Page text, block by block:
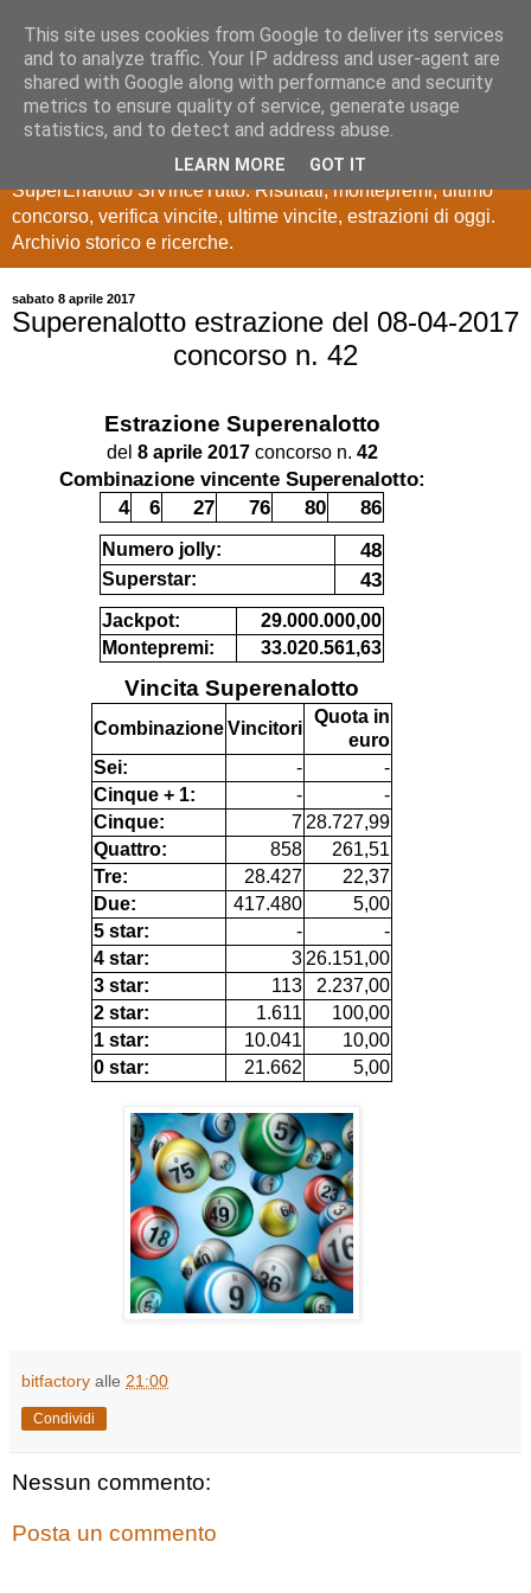
Estrazioni Lotto
SuperEnalotto
Ultime estrazioni di Lotto, SuperEnalotto, 10 e lotto,
SuperEnalotto SiVinceTutto. Risultati, montepremi, ultimo
concorso, verifica vincite, ultime vincite, estrazioni di oggi.
Archivio storico e ricerche.
sabato 8 aprile 2017
Superenalotto estrazione del 08-04-2017
concorso n. 42
Estrazione Superenalotto
del 8 aprile 2017concorso n. 42
Combinazione vincente Superenalotto:
4
6 27 76 80 86
Numero jolly: 48
Superstar: 43
Jackpot:
29.000.000,00
Montepremi:
33.020.561,63
Vincita Superenalotto
CombinazioneVincitori
Quota in
euro
Sei:
-
-
Cinque + 1:
-
-
Cinque:
7 28.727,99
Quattro:
858
261,51
Tre:
28.427
22,37
Due:
417.480
5,00
5 star:
-
-
4 star:
3 26.151,00
3 star:
113
2.237,00
2 star:
1.611
100,00
1 star:
10.041
10,00
0 star:
21.662 5,00
bitfactory alle 21:00
Condividi
Nessun commento:
Posta un commento
This site uses cookies from Google to deliver its services
and to analyze traffic. Your IP address and user-agent are
shared with Google along with performance and security
metrics to ensure quality of service, generate usage
statistics, and to detect and address abuse.
LEARN MORE GOT IT